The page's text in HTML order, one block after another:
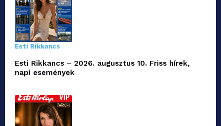
Esti Rikkancs
Esti Rikkancs – 2026. augusztus 10. Friss hírek,
napi események